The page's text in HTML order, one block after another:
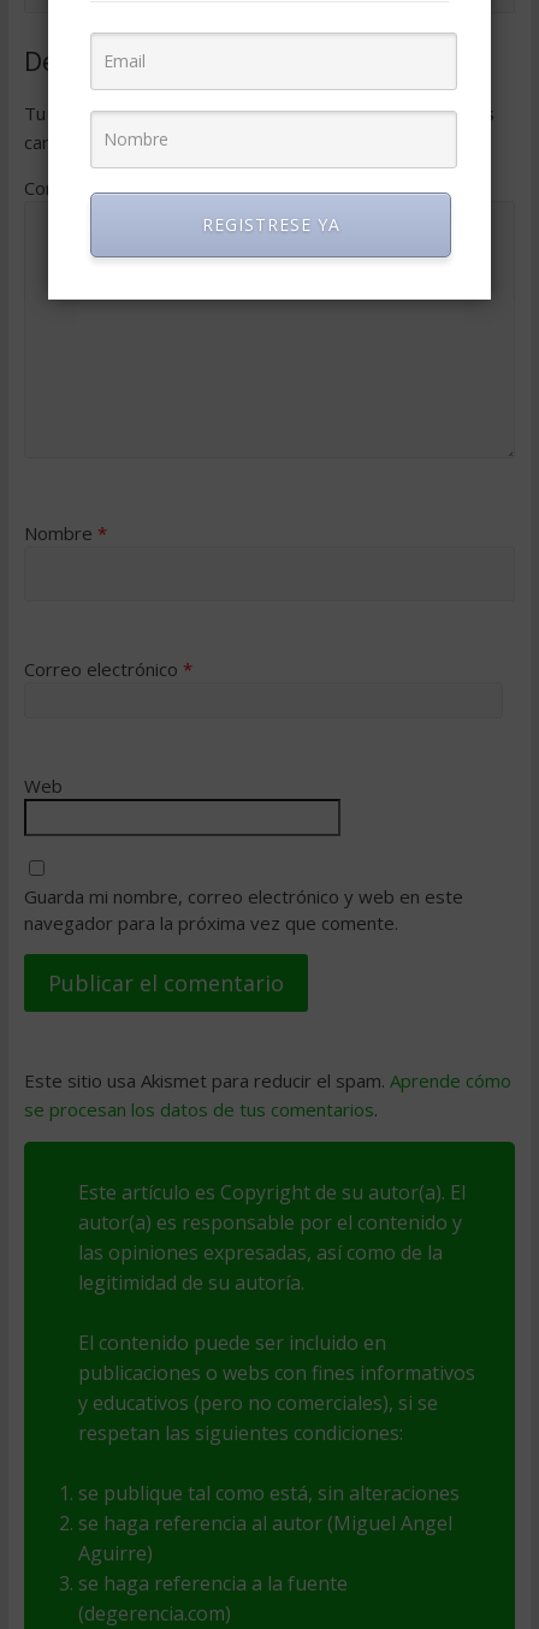
Deja una respuesta
Tu dirección de correo electrónico no será publicada.
Los
campos obligatorios están marcados con
Comentario*
Nombre *
Correo electrónico *
Web
Guarda mi nombre, correo electrónico y web en este
navegador para la próxima vez que comente.
Este sitio usa Akismet para reducir el spam. Aprende cómo
se procesan los datos de tus comentarios.
Este artículo es Copyright de su autor(a). El
autor(a) es responsable por el contenido y
las opiniones expresadas, así como de la
legitimidad de su autoría.
El contenido puede ser incluido en
publicaciones o webs con fines informativos
y educativos (pero no comerciales), si se
respetan las siguientes condiciones:
se publique tal como está, sin alteraciones
se haga referencia al autor (Miguel Angel
Aguirre)
se haga referencia a la fuente
(degerencia.com)
REGISTRESE YA